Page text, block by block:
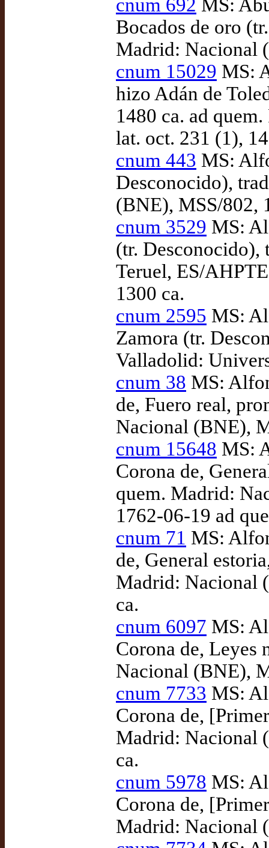
cnum 692 MS:
Bocados de oro
Madrid: Nacional
cnum 15029 MS:
hizo Adán de
1480 ca. ad
lat. oct. 231 (1),
cnum 443 MS:
Desconocido),
(BNE), MSS/802,
cnum 3529 MS:
(tr. Desconocido),
Teruel, ES/
1300 ca.
cnum 2595 MS:
Zamora (tr.
Valladolid:
cnum 38 MS:
de, Fuero real,
Nacional (BNE),
cnum 15648 MS:
Corona de,
quem. Madrid:
1762-06-19 ad
cnum 71 MS:
de, General
Madrid: Nacional
ca.
cnum 6097 MS:
Corona de, Leyes
Nacional (BNE),
cnum 7733 MS:
Corona de,
Madrid: Nacional
ca.
cnum 5978 MS:
Corona de,
Madrid: Nacional